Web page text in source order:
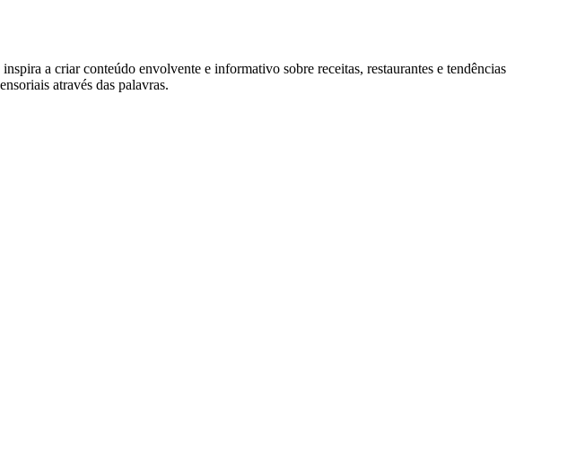
a criar conteúdo envolvente e informativo sobre receitas, restaurantes e tendências
através das palavras.